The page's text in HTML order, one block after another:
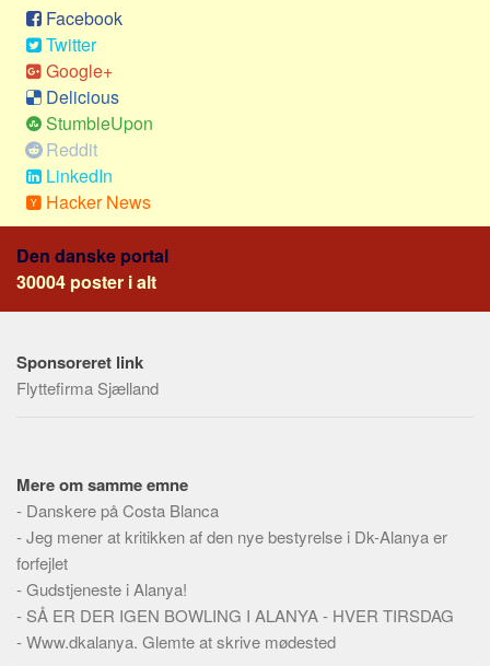
Grækenland
USA
Alle
Nøgleord
Bolig
Job
Virksomhed
Investering
Pension og opsparing
Social sikring og sundhed
Transport
Køb og salg
Økonomi
Jura og regler
Skatter og afgifter
Statistik
Facebook
Twitter
Google+
Delicious
StumbleUpon
Reddit
LinkedIn
Hacker News
Den danske portal
30004 poster i alt
Sponsoreret link
Flyttefirma Sjælland
Mere om samme emne
- Danskere på Costa Blanca
-Jeg mener at kritikken af den nye bestyrelse i Dk-Alanya er
forfejlet
-Gudstjeneste i Alanya!
- SÅ ER DER IGEN BOWLING I ALANYA - HVER TIRSDAG
-Www.dkalanya. Glemte at skrive mødested